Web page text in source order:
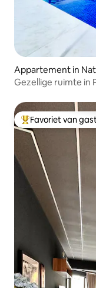
Appartement in
Gezellige ruimte in
Topfavoriet van
Favoriet van